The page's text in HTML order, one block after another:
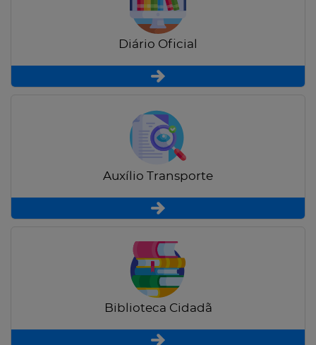
Diário Oficial
Auxílio Transporte
Biblioteca Cidadã